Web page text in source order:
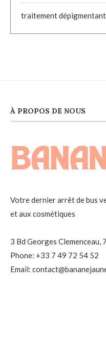
traitement
À PROPOS DE NOUS
Votre dernier arrêt de bus
et aux cosmétiques
3 Bd Georges Clemenceau,
Phone: +33 7 49 72 54 52
Email: